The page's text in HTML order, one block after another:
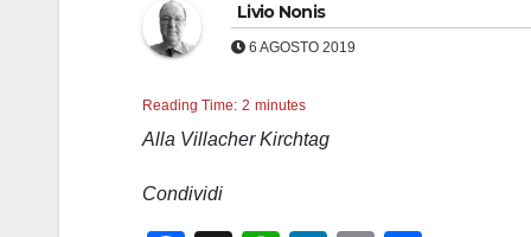
Livio Nonis
6 AGOSTO 2019
Reading Time: 2 minutes
Alla Villacher Kirchtag
Condividi